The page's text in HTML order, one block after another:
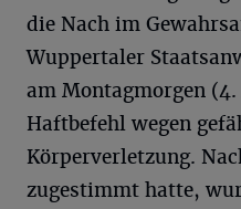
die Nach im
Wuppertaler
am Montagmorgen
Haftbefehl wegen
Körperverletzung.
zugestimmt hatte,